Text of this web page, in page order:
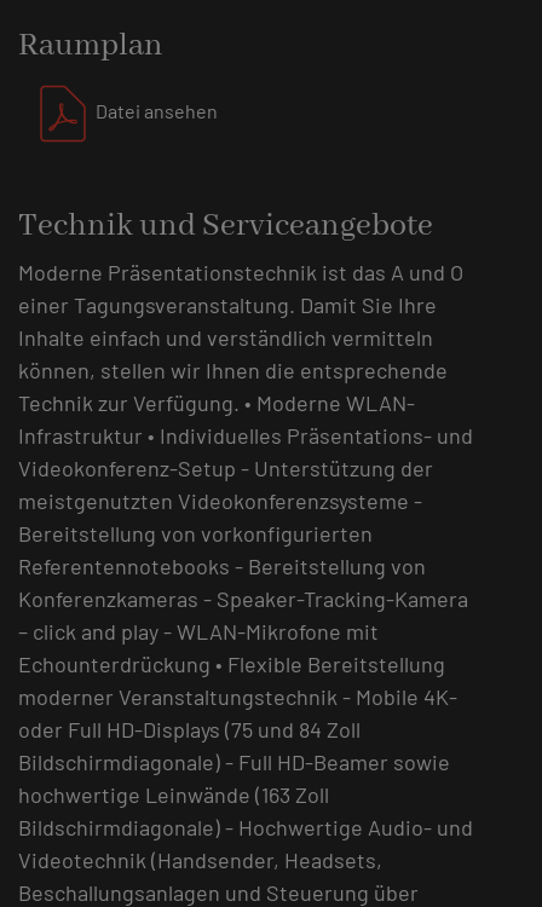
Raumplan
Datei ansehen
Technik und Serviceangebote
Moderne Präsentationstechnik ist das A und O
einer Tagungsveranstaltung. Damit Sie Ihre
Inhalte einfach und verständlich vermitteln
können, stellen wir Ihnen die entsprechende
Technik zur Verfügung. • Moderne WLAN-
Infrastruktur • Individuelles Präsentations- und
Videokonferenz-Setup - Unterstützung der
meistgenutzten Videokonferenzsysteme -
Bereitstellung von vorkonfigurierten
Referentennotebooks - Bereitstellung von
Konferenzkameras - Speaker-Tracking-Kamera
– click and play - WLAN-Mikrofone mit
Echounterdrückung • Flexible Bereitstellung
moderner Veranstaltungstechnik - Mobile 4K-
oder Full HD-Displays (75 und 84 Zoll
Bildschirmdiagonale) - Full HD-Beamer sowie
hochwertige Leinwände (163 Zoll
Bildschirmdiagonale) - Hochwertige Audio- und
Videotechnik (Handsender, Headsets,
Beschallungsanlagen und Steuerung über